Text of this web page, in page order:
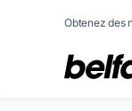
Obtenez des